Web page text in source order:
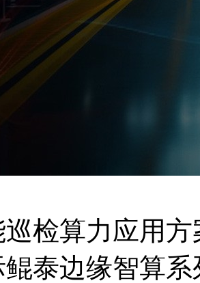
检算力应用方
泰边缘智算系列